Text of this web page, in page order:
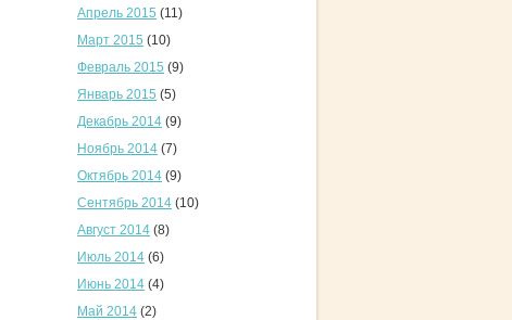
Апрель 2015 (11)
Март 2015 (10)
Февраль 2015 (9)
Январь 2015 (5)
Декабрь 2014 (9)
Ноябрь 2014 (7)
Октябрь 2014 (9)
Сентябрь 2014 (10)
Август 2014 (8)
Июль 2014 (6)
Июнь 2014 (4)
Май 2014 (2)